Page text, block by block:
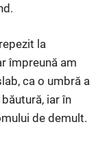
la
împreună am
ca o umbră a
iar în
de demult.